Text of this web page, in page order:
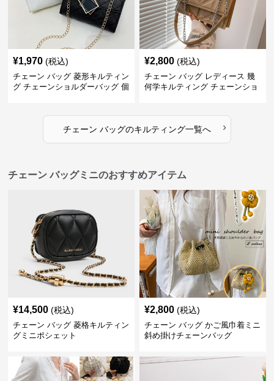
¥1,970 (税込)
チェーン バッグ 菱形キルティン
グ チェーンショルダーバッグ 個
¥2,800 (税込)
チェーン バッグ レディース 幾
何学キルティング チェーンショ
チェーン バッグのキルティング一覧へ ›
チェーン バッグミニのおすすめアイテム
¥14,500 (税込)
チェーン バッグ 菱格キルティン
グミニポシェット
¥2,800 (税込)
チェーン バッグ かご風巾着ミニ
斜め掛けチェーンバッグ